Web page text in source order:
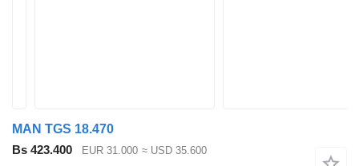
MAN TGS 18.470
Bs 423.400
EUR 31.000 ≈ USD 35.600